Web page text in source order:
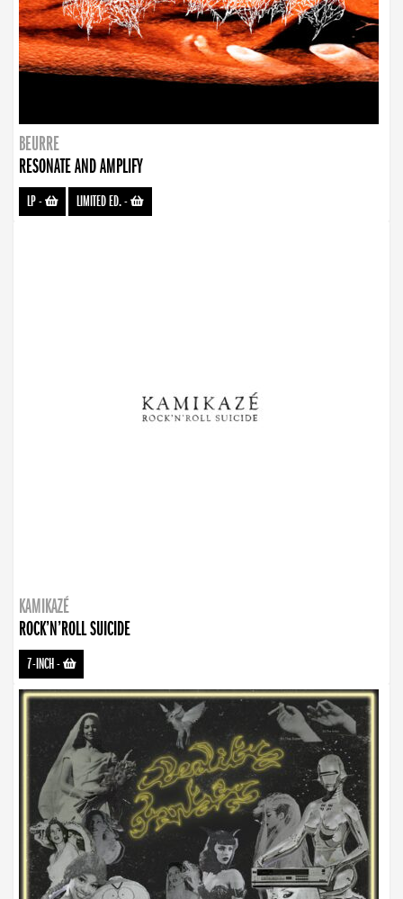
BEURRE
RESONATE AND AMPLIFY
LP- LIMITED ED.-
KAMIKAZÉ
ROCK’N’ROLL SUICIDE
7-INCH-